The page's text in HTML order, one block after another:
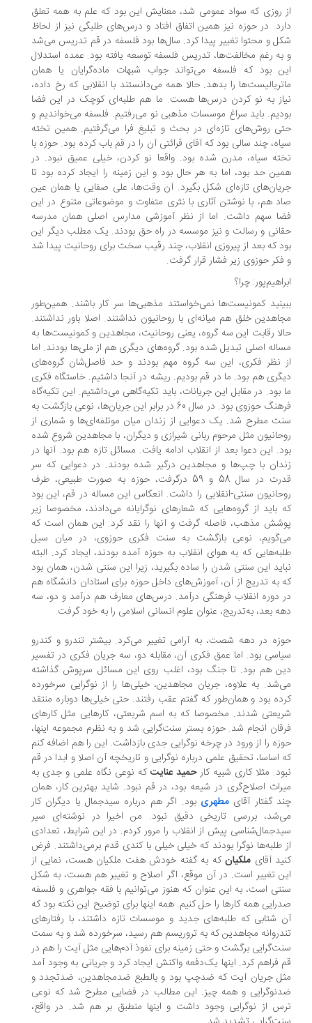
روزی که سواد عمومی شد، معنایش این بود که علم به همه تعلق
در حوزه نیز همین اتفاق افتاد و درس‌های طلبگی نیز از لحاظ
و محتوا تغییر پیدا کرد. سال‌ها بود فلسفه در قم تدریس می‌شد
رغم مخالفت‌ها، تدریس فلسفه توسعه یافته بود. عمده استدلال
بود که فلسفه می‌تواند جواب شبهات ماده‌گرایان یا همان
را بدهد. حالا همه می‌دانستند با انقلابی که رخ داده،
به نو کردن درس‌ها هست. ما هم طلبه‌ای کوچک در این فضا
باید سراغ موسسات مذهبی نو می‌رفتیم. فلسفه می‌خواندیم و
روش‌های تازه‌ای در بحث و تبلیغ فرا می‌گرفتیم. همین تخته
چند سالی بود که آقای قرائتی آن را در قم باب کرده بود. حوزه با
سیاه، مدرن شده بود. واقعا نو کردن، خیلی عمیق نبود. در
حد بود، اما به هر حال بود و این زمینه را ایجاد کرده بود تا
تازه‌ای شکل بگیرد. آن وقت‌ها، علی صفایی یا همان عین
هم، با نوشتن آثاری با نثری متفاوت و موضوعاتی متنوع در این
سهم داشت. اما از نظر آموزشی مدارس اصلی همان مدرسه
و رسالت و نیز موسسه در راه حق بودند. یک مطلب دیگر این
که بعد از پیروزی انقلاب، چند رقیب سخت برای روحانیت پیدا شد
حوزوی زیر فشار قرار گرفت.
چرا؟
کمونیست‌ها نمی‌خواستند مذهبی‌ها سر کار باشند. همین‌طور
خلق هم میانه‌ای با روحانیون نداشتند. اصلا باور نداشتند.
رقابت این سه گروه، یعنی روحانیت، مجاهدین و کمونیست‌ها به
اصلی تبدیل شده بود. گروه‌های دیگری هم از ملی‌ها بودند. اما
نظر فکری، این سه گروه مهم بودند و حد فاصل‌شان گروه‌های
هم بود. ما در قم بودیم. ریشه در آنجا داشتیم. خاستگاه فکری
بود. در مقابل این جریانات، باید تکیه‌گاهی می‌داشتیم. این تکیه‌گاه
فرهنگ حوزوی بود. در سال 60 در برابر این جریان‌ها، نوعی بازگشت به
مطرح شد. یک دعوایی از زندان میان موتلفه‌ای‌ها و شماری از
مثل مرحوم ربانی شیرازی و دیگران، با مجاهدین شروع شده
این دعوا بعد از انقلاب ادامه یافت. مسائل تازه هم بود. آنها در
با چپ‌ها و مجاهدین درگیر شده بودند. در دعوایی که سر
قدرت در سال 58 و 59 درگرفت، حوزه به صورت طبیعی، طرف
سنتی-انقلابی را داشت. انعکاس این مساله در قم، این بود
باید از گروه‌هایی که شعارهای نوگرایانه می‌دادند، مخصوصا زیر
مذهب، فاصله گرفت و آنها را نقد کرد. این همان است که
نوعی بازگشت به سنت فکری حوزوی، در میان سیل
که به هوای انقلاب به حوزه آمده بودند، ایجاد کرد. البته
این سنتی شدن را ساده بگیرید، زیرا این سنتی شدن، همان بود
به تدریج از آن، آموزش‌های داخل حوزه برای استادان دانشگاه هم
دوره انقلاب فرهنگی درآمد. درس‌های معارف هم درآمد و دو، سه
بعد، به‌تدریج، عنوان علوم انسانی اسلامی را به خود گرفت.
در دهه شصت، به آرامی تغییر می‌کرد. بیشتر تندرو و کندرو
بود. اما عمق فکری آن، مقابله دو، سه جریان فکری در تفسیر
هم بود. تا جنگ بود، اغلب روی این مسائل سرپوش گذاشته
به علاوه، جریان مجاهدین، خیلی‌ها را از نوگرایی سرخورده
بود و همان‌طور که گفتم عقب رفتند. حتی خیلی‌ها دوباره منتقد
شدند. مخصوصا که به اسم شریعتی، کارهایی مثل کارهای
انجام شد. حوزه بستر سنت‌گرایی شد و به نظرم مجموعه اینها،
را از ورود در چرخه نوگرایی جدی بازداشت. این را هم اضافه کنم
اساسا، تحقیق علمی درباره نوگرایی و تاریخچه آن اصلا و ابدا در قم
مثلا کاری شبیه کارحمید عنایتکه نوعی نگاه علمی و جدی به
اصلاح‌گری در شیعه بود، در قم نبود. شاید بهترین کار، همان
گفتار آقایمطهریبود. اگر هم درباره سیدجمال یا دیگران کار
بررسی تاریخی دقیق نبود. من اخیرا در نوشته‌ای سیر
پیش از انقلاب را مرور کردم. در این شرایط، تعدادی
طلبه‌ها نوگرا بودند که خیلی خیلی با کندی قدم برمی‌داشتند. فرض
آقایملکیان که به گفته خودش هفت ملکیان هست، نمایی از
تغییر است. در آن موقع، اگر اصلاح و تغییر هم هست، به شکل
است، به این عنوان که هنوز می‌توانیم با فقه جواهری و فلسفه
همه کارها را حل کنیم. همه اینها برای توضیح این نکته بود که
شتابی که طلبه‌های جدید و موسسات تازه داشتند، با رفتارهای
مجاهدین که به تروریسم هم رسید، سرخورده شد و به سمت
برگشت و حتی زمینه برای نفوذ آدم‌هایی مثل آیت را هم در
فراهم کرد. اینها یک‌دفعه واکنش ایجاد کرد و جریانی به وجود آمد
جریان آیت که ضدچپ بود و بالطبع ضدمجاهدین، ضدتجدد و
و همه ‌چیز. این مطالب در فضایی مطرح شد که نوعی
از نوگرایی وجود داشت و اینها منطبق بر هم شد. در واقع،